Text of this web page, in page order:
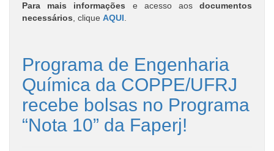
Para mais informações e acesso aosdocumentos
necessários , clique AQUI
Programa de Engenharia
Química da COPPE/UFRJ
recebe bolsas no Programa
“Nota 10” da Faperj!